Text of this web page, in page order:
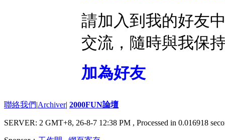
請加入到我的好友
交流，隨時與我保
加為好友
聯絡我們|Archiver| 2000FUN論壇
SERVER: 2 GMT+8, 26-8-7 12:38 PM , Processed in 0.016918